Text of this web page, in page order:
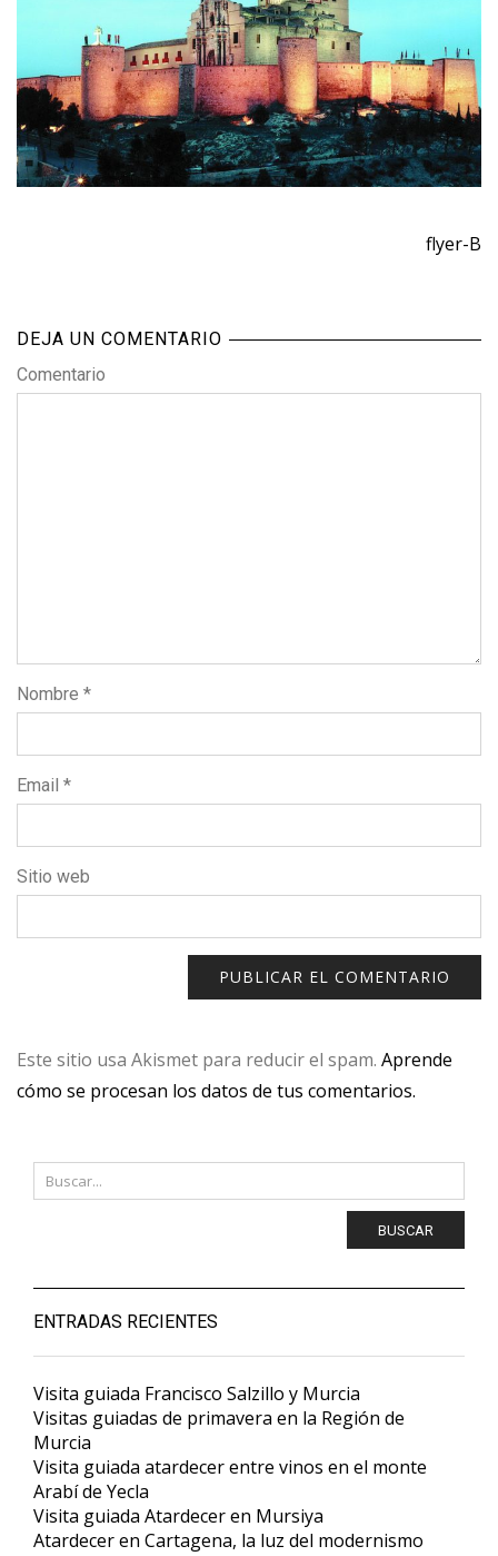
flyer-B
DEJA UN COMENTARIO
Comentario
Nombre *
Email *
Sitio web
Este sitio usa Akismet para reducir el spam. Aprende
cómo se procesan los datos de tus comentarios.
BUSCAR
ENTRADAS RECIENTES
Visita guiada Francisco Salzillo y Murcia
Visitas guiadas de primavera en la Región de
Murcia
Visita guiada atardecer entre vinos en el monte
Arabí de Yecla
Visita guiada Atardecer en Mursiya
Atardecer en Cartagena, la luz del modernismo